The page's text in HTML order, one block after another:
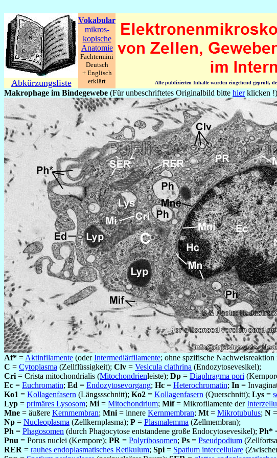
Abkürzungsliste
Vokabular
mikros-
kopische
Anatomie
Fachtermini
Deutsch
+ Englisch
erklärt
Alle publizierten Inhalte wurden eingehend geprüft,
Makrophage im Bindegewebe (Für unbeschriftetes Originalbild bitte hierklicken !)
Af* = Aktinfilamente (oderIntermediärfilamente; ohne spzifische
C = Cytoplasma (Zellflüssigkeit); Clv = Vesicula clathrina (Endozytosevesikel);
Cri = Crista mitochondrialis (Mitochondrienleiste); Dp = Diaphragma pori
Ec = Euchromatin; Ed = Endozytosevorgang; Hc = Heterochromatin; In =
Ko1 = Kollagenfasern (Längssschnitt); Ko2 = Kollagenfasern (Querschnitt); Lys =
Lyp = primäres Lysosom; Mi = Mitochondrium; Mif= Mikrofilamente der
Mne = äußere Kernmembran; Mni = innere Kernmembran; Mt = Mikrotubulus; N =
Np = Nucleoplasma (Zellkernplasma); P = Plasmalemma (Zellmembran);
Ph = Phagosomen (durch Phagocytose entstandene große Endocytosevesikel); Ph*
Pnu = Porus nuclei (Kernpore); PR = Polyribosomen; Ps = Pseudpodium
RER = rauhes endoplasmatisches Retikulum; Spi = Spatium intercellulare